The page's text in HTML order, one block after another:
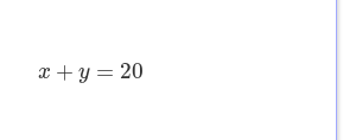
x + y = 20